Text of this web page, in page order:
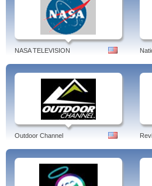
NASA TELEVISION
Outdoor Channel